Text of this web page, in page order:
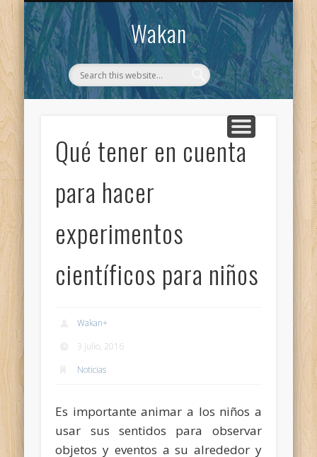
Wakan
WAKAN
CONTACTO
Qué tener en cuenta
para hacer
experimentos
científicos para niños
Wakan+
3 julio, 2016
Noticias
Es importante animar a los niños a
usar sus sentidos para observar
objetos y eventos a su alrededor y